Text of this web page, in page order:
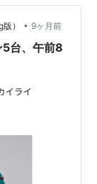
する予定。
（１０／２
の株主には
） • 9ヶ月前
5台、午前8